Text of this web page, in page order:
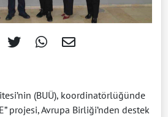
(BUÜ), koordinatörlüğünde
projesi, Avrupa Birliği’nden destek